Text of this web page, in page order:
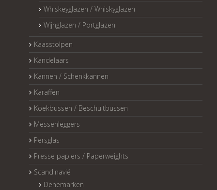
Whiskeyglazen / Whiskyglazen
Wijnglazen / Portglazen
Kaasstolpen
Kandelaars
Kannen / Schenkkannen
Karaffen
Koekbussen / Beschuitbussen
Messenleggers
Persglas
Presse papiers / Paperweights
Scandinavië
Denemarken